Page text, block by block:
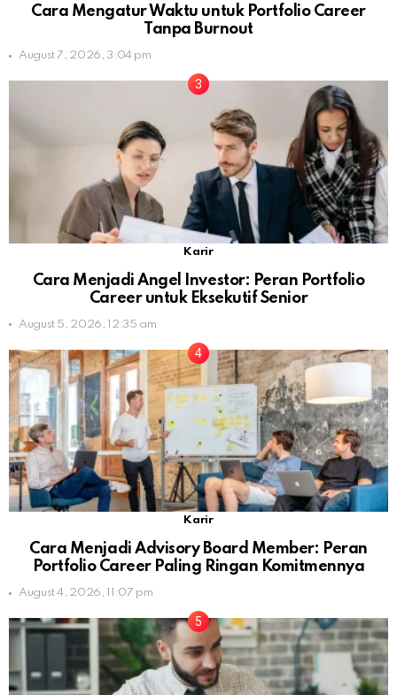
Cara Mengatur Waktu untuk Portfolio Career
Tanpa Burnout
August 7, 2026, 3:04 pm
Karir
Cara Menjadi Angel Investor: Peran Portfolio
Career untuk Eksekutif Senior
August 5, 2026, 12:35 am
Karir
Cara Menjadi Advisory Board Member: Peran
Portfolio Career Paling Ringan Komitmennya
August 4, 2026, 11:07 pm